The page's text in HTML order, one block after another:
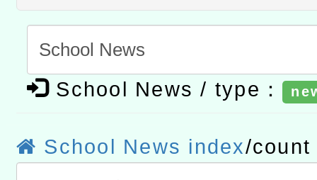
程
A3數位素養講師名單
「數位內容與教學軟體線
有關大陸委員會函釋公務
赴陸應申請許可一案
轉知經濟部水利署委託財
School News / type：
School News index/count